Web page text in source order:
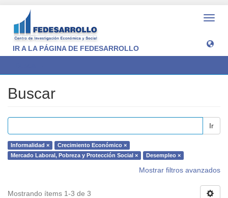
IR A LA PÁGINA DE FEDESARROLLO
Buscar
Ir
Informalidad ×
Crecimiento Económico ×
Mercado Laboral, Pobreza y Protección Social ×
Desempleo ×
Mostrar filtros avanzados
Mostrando ítems 1-3 de 3